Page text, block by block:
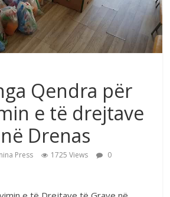
Qendra për
e të drejtave
Drenas
Press 1725 Views
0